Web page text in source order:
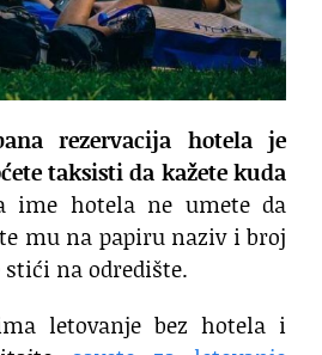
rezervacija hotela je
taksisti da kažete kuda
ime hotela ne umete da
mu na papiru naziv i broj
na odredište.
letovanje bez hotela i